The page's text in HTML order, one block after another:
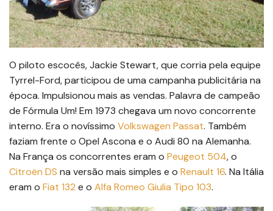
O piloto escocês, Jackie Stewart, que corria pela equipe
Tyrrel-Ford, participou de uma campanha publicitária na
época. Impulsionou mais as vendas. Palavra de campeão
de Fórmula Um! Em 1973 chegava um novo concorrente
interno. Era o novíssimo Volkswagen Passat. Também
faziam frente o Opel Ascona e o Audi 80 na Alemanha.
Na França os concorrentes eram o Peugeot 504, o
Citroën DS na versão mais simples e o Renault 16. Na Itália
eram o Fiat 132 e o Alfa Romeo Giulia Tipo 103.